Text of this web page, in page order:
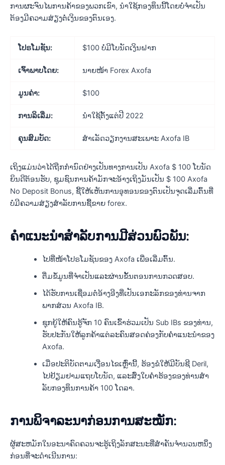
ການຜະຈົນໄພການຄ້າຂອງພວກເຂົາ, ນໍາໃຊ້ກອງທຶນນີ້ໂດຍບໍ່ຈໍາເປັນ
ຕ້ອງມີຄວາມສ່ຽງຕໍ່ເງິນຂອງຕົນເອງ.
ໂປຣໂມຊັນ: $100 ບໍ່ມີໂບນັດເງິນຝາກ
ເຈົ້າພາບໂດຍ: ນາຍໜ້າ Forex Axofa
ມູນຄ່າ: $100
ການລິເລີ່ມ: ນຳໃຊ້ຕັ້ງແຕ່ປີ 2022
ຄຸນສົມບັດ: ສໍາເລັດວຽກງານສະເພາະ Axofa IB
ເຖິງແມ່ນວ່າໄດ້ຖືກກໍານົດຢ່າງເປັນທາງການເປັນ Axofa $ 100 ໂບນັດ
ຍິນດີຕ້ອນຮັບ, ຊຸມຊົນການຄ້າມັກຈະອ້າງເຖິງມັນເປັນ $ 100 Axofa
No Deposit Bonus, ຊີ້ໃຫ້ເຫັນການອຸທອນຂອງຕົນເປັນຈຸດເລີ່ມຕົ້ນທີ່
ບໍ່ມີຄວາມສ່ຽງສໍາລັບການຊື້ຂາຍ forex.
ຄໍາແນະນໍາສໍາລັບການມີສ່ວນພົວພັນ:
ໄປທີ່ໜ້າໂປຣໂມຊັນຂອງ Axofa ເພື່ອເລີ່ມຕົ້ນ.
ຕື່ມຂໍ້ມູນທີ່ຈໍາເປັນແລະຜ່ານຂັ້ນຕອນການກວດສອບ.
ໄດ້ຮັບການເຊື່ອມຕໍ່ອ້າງອີງທີ່ເປັນເອກະລັກຂອງທ່ານຈາກ
ພາກສ່ວນ Axofa IB.
ຊຸກຍູ້ໃຫ້ຄົນຮູ້ຈັກ 10 ຄົນເຂົ້າຮ່ວມເປັນ Sub IBs ຂອງທ່ານ,
ຮັບປະກັນໃຫ້ລູກຄ້າແຕ່ລະຄົນສອດຄ່ອງກັບຄໍາແນະນໍາຂອງ
Axofa.
ເມື່ອປະຕິບັດຕາມເງື່ອນໄຂເຫຼົ່ານີ້, ຮ້ອງຂໍໃຫ້ມີບັນຊີ Deril,
ໄປຢ້ຽມຢາມແຖບໂບນັດ, ແລະສົ່ງໃບຄໍາຮ້ອງຂອງທ່ານສໍາ
ລັບກອງທຶນການຄ້າ 100 ໂດລາ.
ການພິຈາລະນາກ່ອນການສະໝັກ:
ຜູ້ສະຫມັກໃນອະນາຄົດຄວນຈະຮູ້ເຖິງລັກສະນະທີ່ສໍາຄັນຈໍານວນຫນຶ່ງ
ກ່ອນທີ່ຈະດໍາເນີນການ: